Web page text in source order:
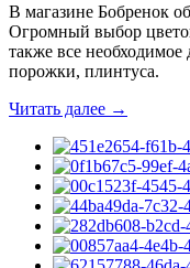
В магазине Бобренок
Огромный выбор
также все
порожки, плинтуса.
Читать далее →